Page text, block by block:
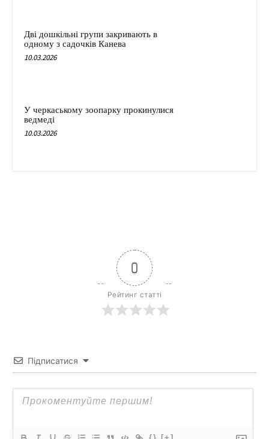
Дві дошкільні групи закривають в
одному з садочків Канева
10.03.2026
У черкаському зоопарку прокинулися
ведмеді
10.03.2026
0
Рейтинг статті
Підписатися